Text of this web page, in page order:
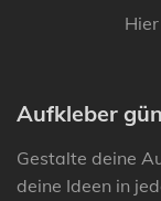
Aufkleber
Gestalte deine
deine Ideen in